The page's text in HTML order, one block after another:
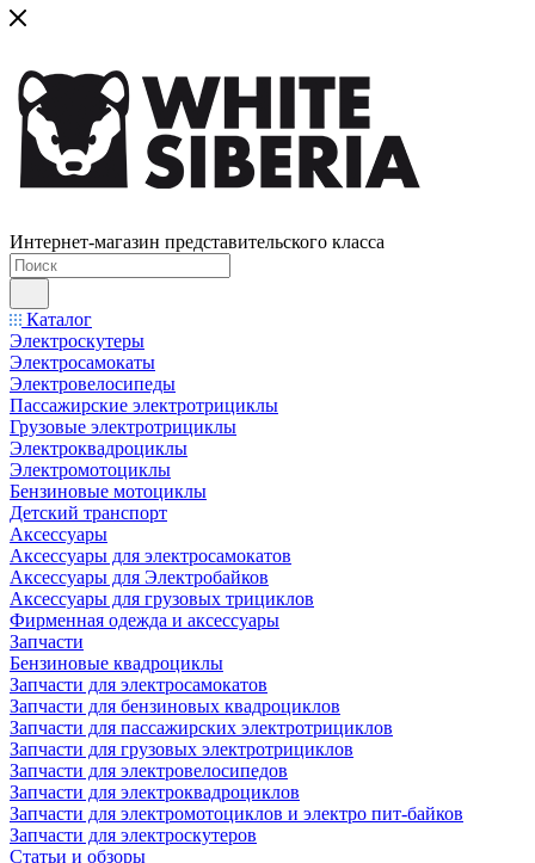
Интернет-магазин представительского класса
Каталог
Электроскутеры
Электросамокаты
Электровелосипеды
Пассажирские электротрициклы
Грузовые электротрициклы
Электроквадроциклы
Электромотоциклы
Бензиновые мотоциклы
Детский транспорт
Аксессуары
Аксессуары для электросамокатов
Аксессуары для Электробайков
Аксессуары для грузовых трициклов
Фирменная одежда и аксессуары
Запчасти
Бензиновые квадроциклы
Запчасти для электросамокатов
Запчасти для бензиновых квадроциклов
Запчасти для пассажирских электротрициклов
Запчасти для грузовых электротрициклов
Запчасти для электровелосипедов
Запчасти для электроквадроциклов
Запчасти для электромотоциклов и электро пит-байков
Запчасти для электроскутеров
Статьи и обзоры